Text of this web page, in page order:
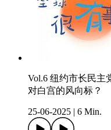
Vol.6 纽约市长民主
对白宫的风向标？
25-06-2025 6 Min.